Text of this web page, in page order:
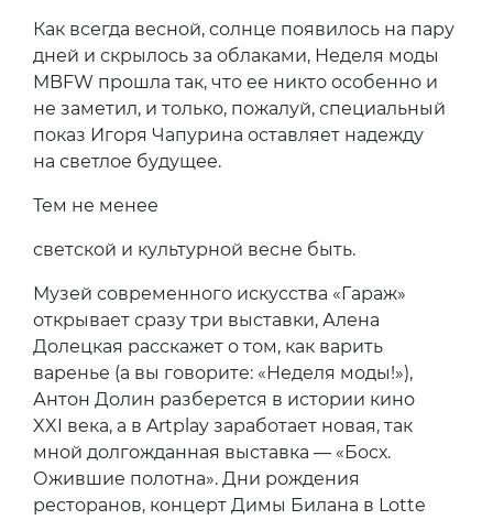
Как всегда весной, солнце появилось на пару
дней и скрылось за облаками, Неделя моды
MBFW прошла так, что ее никто особенно и
не заметил, и только, пожалуй, специальный
показ Игоря Чапурина оставляет надежду
на светлое будущее.
Тем не менее
светской и культурной весне быть.
Музей современного искусства «Гараж»
открывает сразу три выставки, Алена
Долецкая расскажет о том, как варить
варенье (а вы говорите: «Неделя моды!»),
Антон Долин разберется в истории кино
XXI века, а в Artplay заработает новая, так
мной долгожданная выставка — «Босх.
Ожившие полотна». Дни рождения
ресторанов, концерт Димы Билана в Lotte